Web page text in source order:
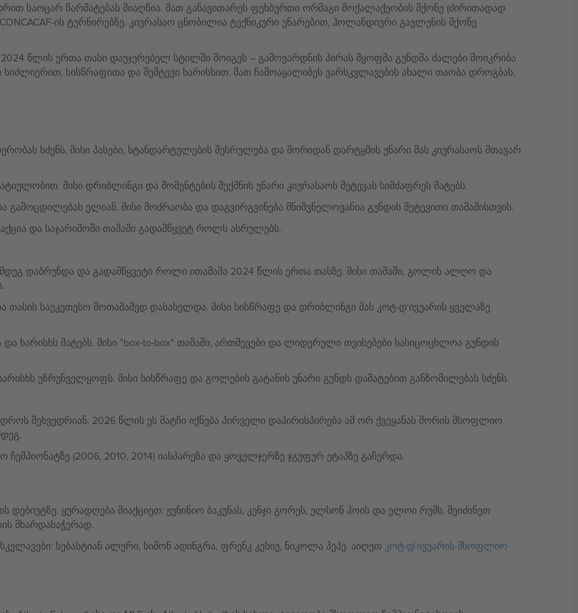
საოცარ წარმატებას მიაღწია. მათ განავითარეს ფეხბურთი ორმაგი მოქალაქეობის მქონე (ძირითადად
ის ტურნირებზე. კიურასაო ცნობილია ტექნიკური უნარებით, ჰოლანდიური გავლენის მქონე
2024 წლის ერთა თასი დაუჯერებელ სტილში მოიგეს – გამოვარდნის პირას მყოფმა გუნდმა ძალები მოიკრიბა
სისწრაფითა და შემტევი ხარისხით. მათ ჩამოაყალიბეს ვარსკვლავების ახალი თაობა დროგბას,
სძენს. მისი პასები, სტანდარტულების შესრულება და შორიდან დარტყმის უნარი მას კიურასაოს მთავარ
მისი დრიბლინგი და მომენტების შექმნის უნარი კიურასაოს შეტევას სიმძაფრეს მატებს.
ელიან. მისი მოძრაობა და დაგვირგვინება მნიშვნელოვანია გუნდის შეტევითი თამაშისთვის.
და საჯარიმოში თამაში გადამწყვეტ როლს ასრულებს.
დაბრუნდა და გადამწყვეტი როლი ითამაშა 2024 წლის ერთა თასზე. მისი თამაში, გოლის ალღო და
საუკეთესო მოთამაშედ დასახელდა. მისი სისწრაფე და დრიბლინგი მას კოტ-დ’ივუარის ყველაზე
ხარისხს მატებს. მისი "box-to-box" თამაში, ართმევები და ლიდერული თვისებები სასიცოცხლოა გუნდის
უზრუნველყოფს. მისი სისწრაფე და გოლების გატანის უნარი გუნდს დამატებით განზომილებას სძენს.
შეხვედრიან. 2026 წლის ეს მატჩი იქნება პირველი დაპირისპირება ამ ორ ქვეყანას შორის მსოფლიო
(2006, 2010, 2014) იასპარეზა და ყოველჯერზე ჯგუფურ ეტაპზე გაჩერდა.
ყურადღება მიაქციეთ: ჟუნინიო ბაკუნას, კენჯი გორეს, ელსონ ჰოის და ელოი რუმს. შეიძინეთ
მხარდასაჭერად.
სებასტიან ალერი, სიმონ ადინგრა, ფრენკ კესიე, ნიკოლა პეპე. აიღეთ კოტ-დ’ივუარის მსოფლიო